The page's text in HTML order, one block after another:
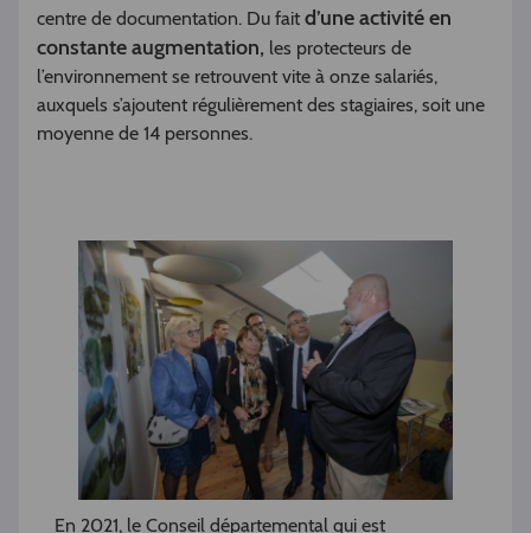
centre de documentation. Du fait d’une activité en
constante augmentation, les protecteurs de
l’environnement se retrouvent vite à onze salariés,
auxquels s’ajoutent régulièrement des stagiaires, soit une
moyenne de 14 personnes.
En 2021, le Conseil départemental qui est